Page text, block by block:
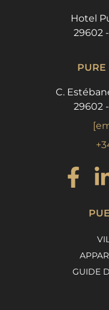
Hotel
29602
PURE
C.
29602
GUIDE